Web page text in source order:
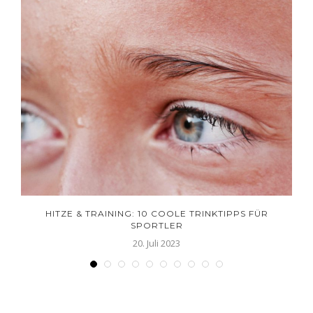
HITZE & TRAINING: 10 COOLE TRINKTIPPS FÜR
SPORTLER
20. Juli 2023